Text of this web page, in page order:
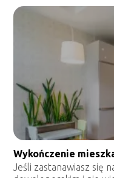
Wykończenie
Jeśli zastanawiasz się